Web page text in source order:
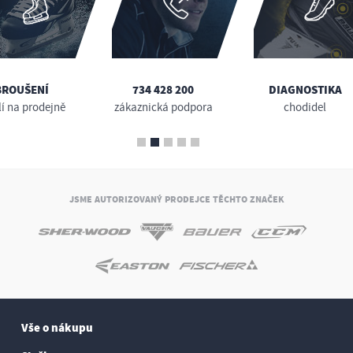
na prodejně
734 428 200
zákaznická podpora
DIAGNOSTIKA
chodidel
JSME AUTORIZOVANÝ PRODEJCE TĚCHTO ZNAČEK
Vše o nákupu